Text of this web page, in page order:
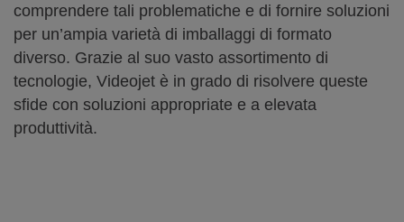
comprendere tali problematiche e di fornire soluzioni
per un’ampia varietà di imballaggi di formato
diverso. Grazie al suo vasto assortimento di
tecnologie, Videojet è in grado di risolvere queste
sfide con soluzioni appropriate e a elevata
produttività.